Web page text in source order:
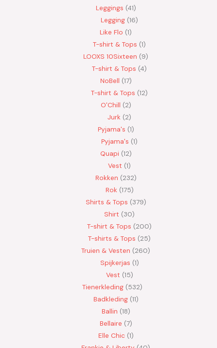
Leggings 41
Legging 16
Like Flo 1
T-shirt & Tops 1
LOOXS 10Sixteen
9
T-shirt & Tops 4
NoBell 17
T-shirt & Tops 12
O'Chill 2
Jurk 2
Pyjama's 1
Pyjama's 1
Quapi 12
Vest 1
Rokken 232
Rok 175
Shirts & Tops 379
Shirt
30
T-shirt & Tops
200
T-shirts & Tops
25
Truien & Vesten
260
Spijkerjas 1
Vest 15
Tienerkleding 532
Badkleding 11
Ballin 18
Bellaire 7
Elle Chic 1